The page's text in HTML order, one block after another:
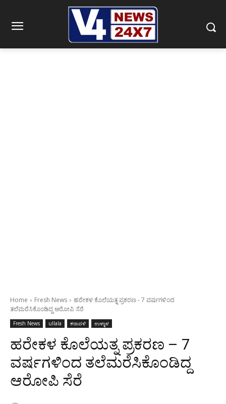
Home Fresh News
ಹರೇಕಳ ಕೊಲೆಯತ್ನ ಪ್ರಕರಣ - 7 ವರ್ಷಗಳಿಂದ
ತಲೆಮರೆಸಿಕೊಂಡಿದ್ದ ಆರೋಪಿ ಸೆರೆ
Fresh News ullala ಕರಾವಳಿ ಉಳ್ಳಾಳ
ಹರೇಕಳ ಕೊಲೆಯತ್ನ ಪ್ರಕರಣ – 7
ವರ್ಷಗಳಿಂದ ತಲೆಮರೆಸಿಕೊಂಡಿದ್ದ
ಆರೋಪಿ ಸೆರೆ